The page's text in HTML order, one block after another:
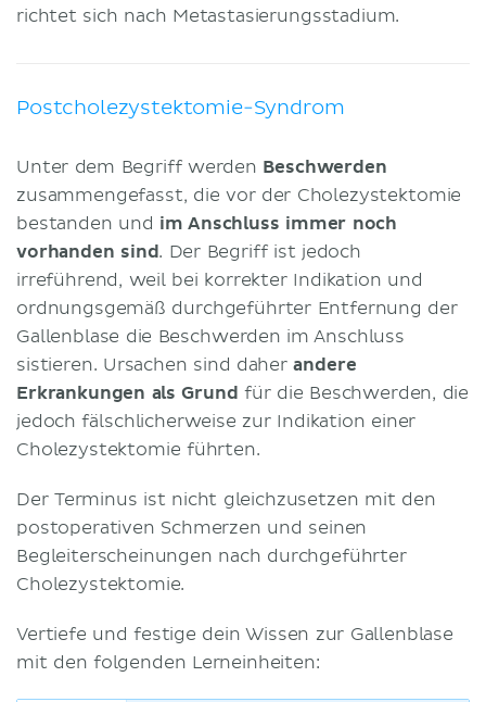
richtet sich nach Metastasierungsstadium.
Postcholezystektomie-Syndrom
Unter dem Begriff werden Beschwerden
zusammengefasst, die vor der Cholezystektomie
bestanden und im Anschluss immer noch
vorhanden sind. Der Begriff ist jedoch
irreführend, weil bei korrekter Indikation und
ordnungsgemäß durchgeführter Entfernung der
Gallenblase die Beschwerden im Anschluss
sistieren. Ursachen sind daherandere
Erkrankungen als Grund für die Beschwerden, die
jedoch fälschlicherweise zur Indikation einer
Cholezystektomie führten.
Der Terminus ist nicht gleichzusetzen mit den
postoperativen Schmerzen und seinen
Begleiterscheinungen nach durchgeführter
Cholezystektomie.
Vertiefe und festige dein Wissen zur Gallenblase
mit den folgenden Lerneinheiten: